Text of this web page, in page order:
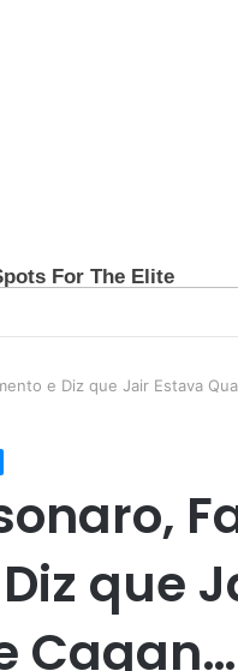
e Diz que Jair Estava
que